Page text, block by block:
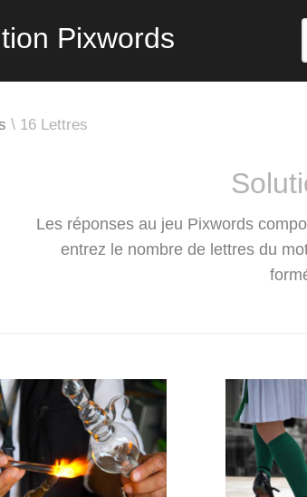
Pixwords
16 Lettres
Les réponses au jeu Pixwords
entrez le nombre de lettres du